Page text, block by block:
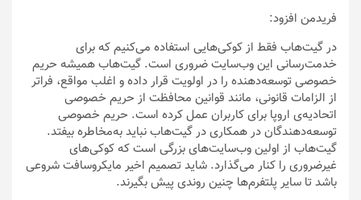
فریدمن افزود:
در گیت‌هاب فقط از کوکی‌هایی استفاده می‌کنیم که برای
خدمت‌رسانی این وب‌سایت ضروری است. گیت‌هاب همیشه حریم
خصوصی توسعه‌دهنده را در اولویت قرار داده و اغلب مواقع، فراتر
از الزامات قانونی، مانند قوانین محافظت از حریم ‌خصوصی
اتحادیه‌ی اروپا برای کاربران عمل کرده است. حریم خصوصی
توسعه‌دهندگان در همکاری در گیت‌هاب نباید به‌مخاطره بیفتد.
گیت‌هاب از اولین وب‌سایت‌های بزرگی است که کوکی‌های
غیرضروری را کنار می‌گذارد. شاید تصمیم‌ اخیر مایکروسافت شروعی
باشد تا سایر پلتفرم‌ها چنین روندی پیش بگیرند.